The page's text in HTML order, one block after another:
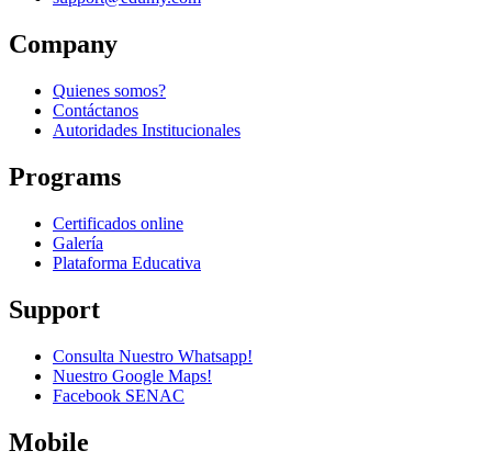
Company
Quienes somos?
Contáctanos
Autoridades Institucionales
Programs
Certificados online
Galería
Plataforma Educativa
Support
Consulta Nuestro Whatsapp!
Nuestro Google Maps!
Facebook SENAC
Mobile